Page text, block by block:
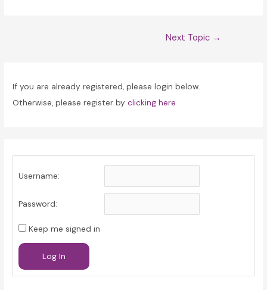
Next Topic →
If you are already registered, please login below.
Otherwise, please register byclicking here
Username:
Password:
Keep me signed in
Log In